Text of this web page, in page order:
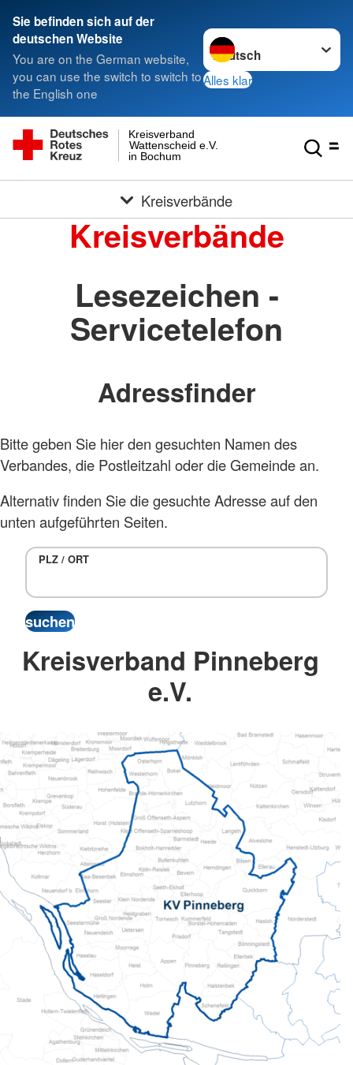
Sie befinden sich auf der
deutschen Website
You are on the German website,
you can use the switch to switch to
the English one
Sprache wechseln zu
Alles klar
in Bochum
Wattenscheid e.V.
Kreisverband
Kreisverbände
Kreisverbände
Lesezeichen -
Servicetelefon
Adressfinder
Bitte geben Sie hier den gesuchten Namen des
Verbandes, die Postleitzahl oder die Gemeinde an.
Alternativ finden Sie die gesuchte Adresse auf den
unten aufgeführten Seiten.
PLZ / ORT
Kreisverband Pinneberg
e.V.